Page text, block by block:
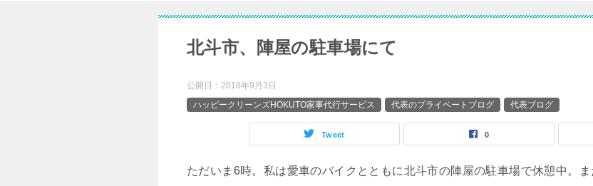
北斗市、陣屋の駐車場にて
公開日： 2018年9月3日
ハッピークリーンズHOKUTO家事代行サービス
代表のプライベートブログ 代表ブログ
Tweet 0
ただいま6時。私は愛車のバイクとともに北斗市の陣屋の駐車場で休憩中。